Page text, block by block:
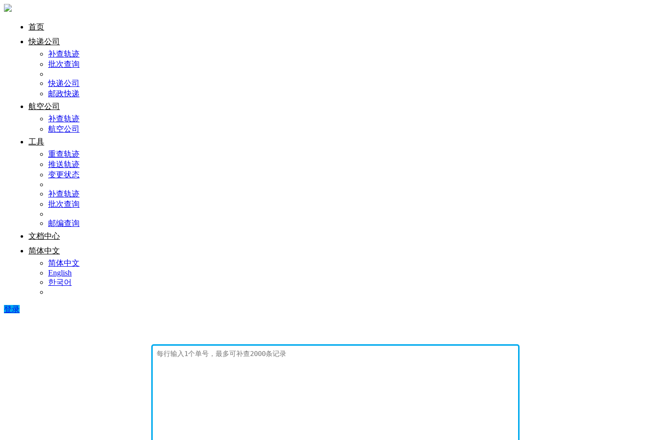
首页
快递公司
补查轨迹
批次查询
快递公司
邮政快递
航空公司
补查轨迹
航空公司
工具
重查轨迹
推送轨迹
变更状态
补查轨迹
批次查询
邮编查询
文档中心
简体中文
简体中文
English
한국어
登录